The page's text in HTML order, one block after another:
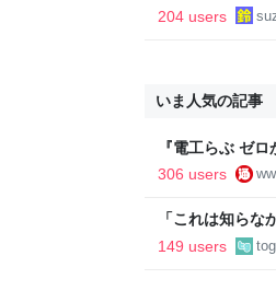
い詰めたい - 鈴
204 users
いま人気の記事
『電工らぶ ゼ
インと勉強。青
306 users
「これは知ら
るも、インチ目
149 users